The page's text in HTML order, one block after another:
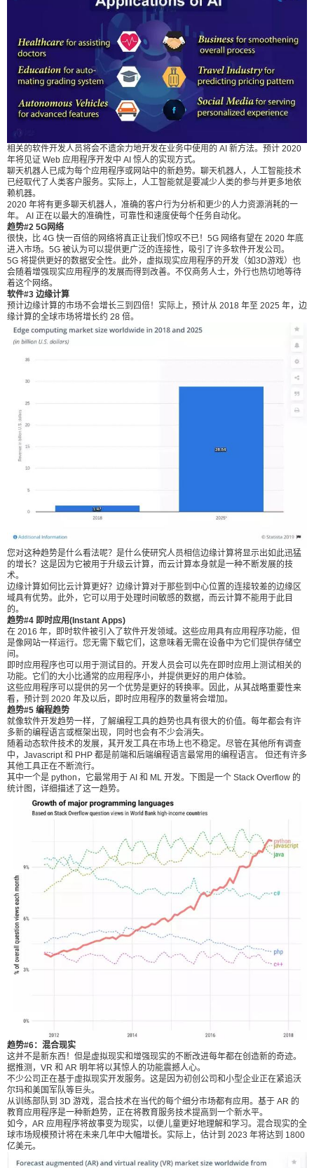
相关的软件开发人员将会不遗余力地开发在业务中使用的 AI 新方法。预计 2020
年将见证 Web 应用程序开发中 AI 惊人的实现方式。
聊天机器人已成为每个应用程序或网站中的新趋势。聊天机器人，人工智能技术
已经取代了人类客户服务。实际上，人工智能就是要减少人类的参与并更多地依
赖机器。
2020 年将有更多聊天机器人，准确的客户行为分析和更少的人力资源消耗的一
年。 AI 正在以最大的准确性，可靠性和速度使每个任务自动化。
趋势#2 5G网络
很快，比 4G 快一百倍的网络将真正让我们惊叹不已！5G 网络有望在 2020 年底
进入市场。5G 被认为可以提供更广泛的连接性，吸引了许多软件开发公司。
5G 将提供更好的数据安全性。此外，虚拟现实应用程序的开发（如3D游戏）也
会随着增强现实应用程序的发展而得到改善。不仅商务人士，外行也热切地等待
着这个网络。
软件#3 边缘计算
预计边缘计算的市场不会增长三到四倍！实际上，预计从 2018 年至 2025 年，边
缘计算的全球市场将增长约 28 倍。
您对这种趋势是什么看法呢？是什么使研究人员相信边缘计算将显示出如此迅猛
的增长？这是因为它被用于升级云计算，而云计算本身就是一种不断发展的技
术。
边缘计算如何比云计算更好？边缘计算对于那些到中心位置的连接较差的边缘区
域具有优势。此外，它可以用于处理时间敏感的数据，而云计算不能用于此目
的。
趋势#4 即时应用(Instant Apps)
在 2016 年，即时软件被引入了软件开发领域。这些应用具有应用程序功能，但
是像网站一样运行。您无需下载它们，这意味着无需在设备中为它们提供存储空
间。
即时应用程序也可以用于测试目的。开发人员会可以先在即时应用上测试相关的
功能。它们的大小比通常的应用程序小，并提供更好的用户体验。
这些应用程序可以提供的另一个优势是更好的转换率。因此，从其战略重要性来
看，预计到 2020 年及以后，即时应用程序的数量将会增加。
趋势#5 编程趋势
就像软件开发趋势一样，了解编程工具的趋势也具有很大的价值。每年都会有许
多新的编程语言或框架出现，同时也会有不少会消失。
随着动态软件技术的发展，其开发工具在市场上也不稳定。尽管在其他所有调查
中，Javascript 和 PHP 都是前端和后端编程语言最常用的编程语言。 但还有许多
其他工具正在不断流行。
其中一个是 python，它最常用于 AI 和 ML 开发。下图是一个 Stack Overflow 的
统计图，详细描述了这一趋势。
趋势#6：混合现实
这并不是新东西！但是虚拟现实和增强现实的不断改进每年都在创造新的奇迹。
据推测，VR 和 AR 明年将以其惊人的功能震撼人心。
不少公司正在基于虚拟现实开发服务。这是因为初创公司和小型企业正在紧追沃
尔玛和美国军队等巨头。
从训练部队到 3D 游戏，混合技术在当代的每个细分市场都有应用。基于 AR 的
教育应用程序是一种新趋势，正在将教育服务技术提高到一个新水平。
如今，AR 应用程序将故事变为现实，以便儿童更好地理解和学习。混合现实的全
球市场规模预计将在未来几年中大幅增长。实际上，估计到 2023 年将达到 1800
亿美元。
便为他们的客户提供一些额外的服务。 在最近的一
项调查中，有 84％ 的受访者表示，他们认为 AI 的
实施可以为其提供竞争优势。该技术及其相关技术
（例如机器学习和深度学习）在每个行业中都有大
量应用。 相关的软件开发人员将会不遗余力地开发
在业务中使用的 AI 新方法。预计 2020 年将见证 W
eb 应用程序开发中 AI 惊人的实现方式。 聊天机器
人已成为每个应用程序或网站中的新趋势。聊天机
器人，人工智能技术已经取代了人类客户服务。实
际上，人工智能就是要减少人类的参与并更多地依
赖机器。 2020 年将有更多聊天机器人，准确的客
户行为分析和更少的人力资源消耗的一年。 AI 正在
以最大的准确性，可靠性和速度使每个任务自动
化。 趋势#2 5G网络 很快，比 4G 快一百倍的网络
将真正让我们惊叹不已！5G 网络有望在 2020 年底
进入市场。5G 被认为可以提供更广泛的连接性，吸
引了许多软件开发公司。 5G 将提供更好的数据安
全性。此外，虚拟现实应用程序的开发（如3D游
戏）也会随着增强现实应用程序的发展而得到改
善。不仅商务人士，外行也热切地等待着这个网
络。 软件#3 边缘计算 预计边缘计算的市场不会增
长三到四倍！实际上，预计从 2018 年至 2025 年，
势是什么看法呢？是什么使研究人员相信边缘计算
将显示出如此迅猛的增长？这是因为它被用于升级
云计算，而云计算本身就是一种不断发展的技术。
边缘计算如何比云计算更好？边缘计算对于那些到
于此目的。 趋势#4 即时应用(Instant Apps) 在 2016
年，即时软件被引入了软件开发领域。这些应用具
有应用程序功能，但是像网站一样运行。您无需下
载它们，这意味着无需在设备中为它们提供存储空
间。 即时应用程序也可以用于测试目的。开发人员
会可以先在即时应用上测试相关的功能。它们的大
小比通常的应用程序小，并提供更好的用户体验。
这些应用程序可以提供的另一个优势是更好的转换
率。因此，从其战略重要性来看，预计到 2020 年
及以后，即时应用程序的数量将会增加。 趋势#5 编
程趋势 就像软件开发趋势一样，了解编程工具的趋
势也具有很大的价值。每年都会有许多新的编程语
言或框架出现，同时也会有不少会消失。 随着动态
软件技术的发展，其开发工具在市场上也不稳定。
尽管在其他所有调查中，Javascript 和 PHP 都是前
端和后端编程语言最常用的编程语言。 但还有许多
其他工具正在不断流行。 其中一个是 python，它最
常用于 AI 和 ML 开发。下图是一个 Stack Overflow
的统计图，详细描述了这一趋势。 趋势#6：混合现
实 这并不是新东西！但是虚拟现实和增强现实的不
断改进每年都在创造新的奇迹。据推测，VR 和 AR
明年将以其惊人的功能震撼人心。 不少公司正在基
于虚拟现实开发服务。这是因为初创公司和小型企
业正在紧追沃尔玛和美国军队等巨头。 从训练部队
到 3D 游戏，混合技术在当代的每个细分市场都有
应用。基于 AR 的教育应用程序是一种新趋势，正
在将教育服务技术提高到一个新水平。 如今，AR
中大幅增长。实际上，估计到 2023 年将达到 1800
亿美元。 这项技术有很多值得探索的方面，它们可
以极大地改善生活方式和业务流程。 作为一个聪明
的企业家，您必须在软件中包含 AR/VR，才能在将
来获得这项技术带来的好处。 趋势#7 外包软件开发
近年来，软件行业中的远程人员配置已变得非常流
行。预计在 2019-2023 年间，IT 外包市场将以 4.4
2％ 的复合年增长率蓬勃发展。 2020 年将是有更多
给Nancy打赏
2 元 5 元 10 元
20 元 50 元 自定义